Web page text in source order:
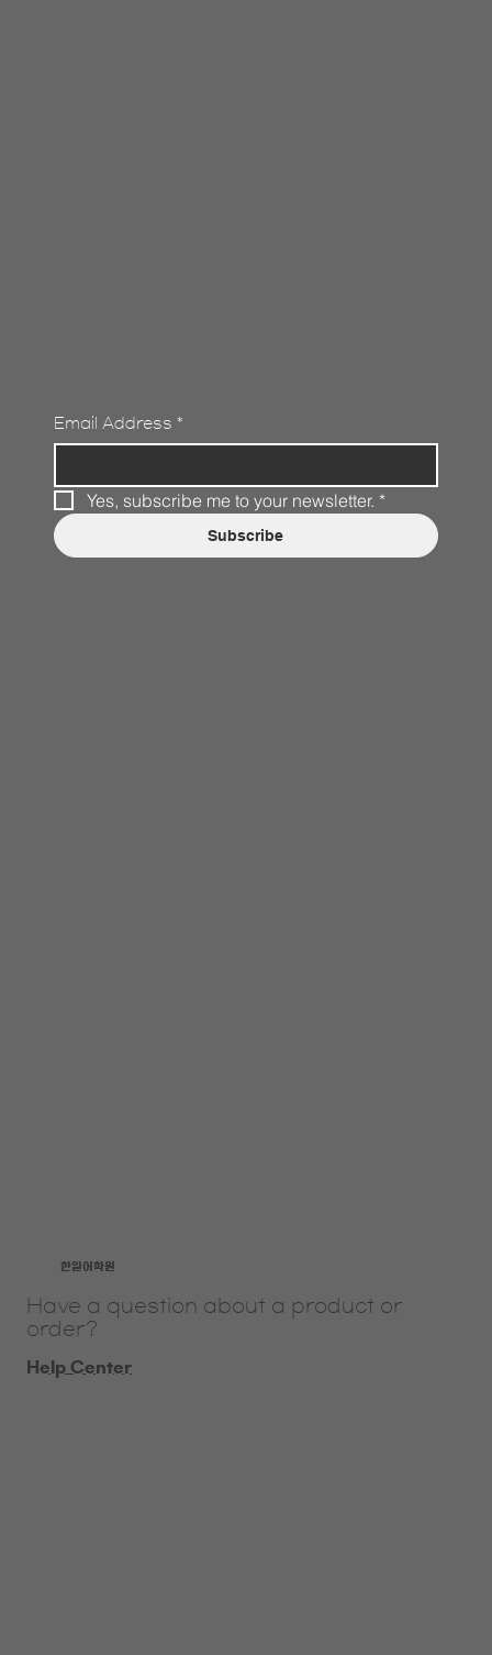
​한일어학원
Have a question about a product or
order?
Help Center
Email Address *
Yes, subscribe me to your newsletter. *
Subscribe